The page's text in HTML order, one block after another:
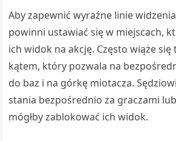
Aby zapewnić wyraźne linie
powinni ustawiać się w miejscach,
ich widok na akcję. Często wiąże
kątem, który pozwala na
do baz i na górkę miotacza.
stania bezpośrednio za graczami
mógłby zablokować ich widok.